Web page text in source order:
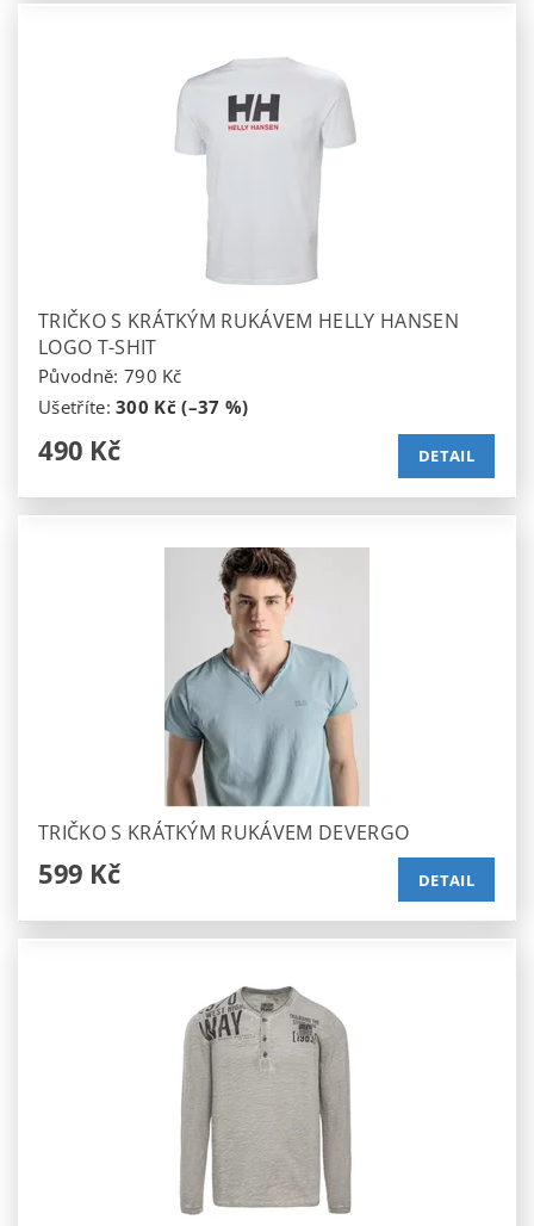
TRIČKO S KRÁTKÝM RUKÁVEM HELLY HANSEN
LOGO T-SHIT
Původně: 790 Kč
Ušetříte:300 Kč (–37 %)
490 Kč DETAIL
TRIČKO S KRÁTKÝM RUKÁVEM DEVERGO
599 Kč DETAIL